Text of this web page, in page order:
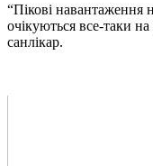
“Пікові навантаження
очікуються все-таки
санлікар.